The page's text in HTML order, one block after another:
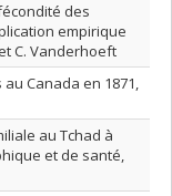
des
empirique
C. Vanderhoeft
Canada en 1871,
au Tchad à
et de santé,